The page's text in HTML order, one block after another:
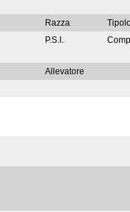
Razza
P.S.I.
Allevatore